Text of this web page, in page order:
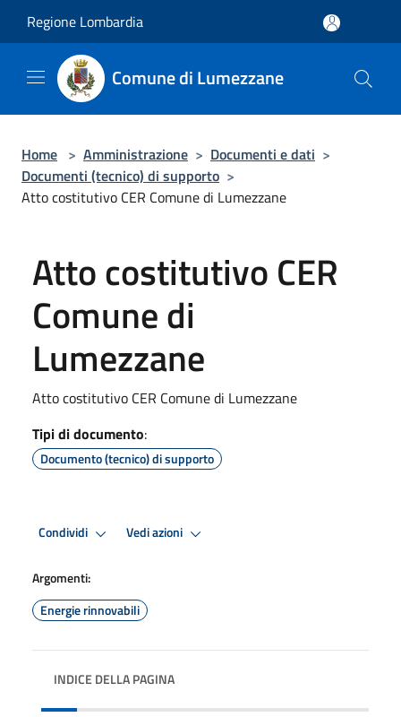
Regione Lombardia
Comune di Lumezzane
Home > Amministrazione > Documenti e dati >
Documenti (tecnico) di supporto >
Atto costitutivo CER Comune di Lumezzane
Atto costitutivo CER
Comune di
Lumezzane
Atto costitutivo CER Comune di Lumezzane
Tipi di documento:
Documento (tecnico) di supporto
Condividi Vedi azioni
Argomenti:
Energie rinnovabili
INDICE DELLA PAGINA